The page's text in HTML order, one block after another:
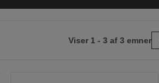
Viser 1 - 3 af 3 emner